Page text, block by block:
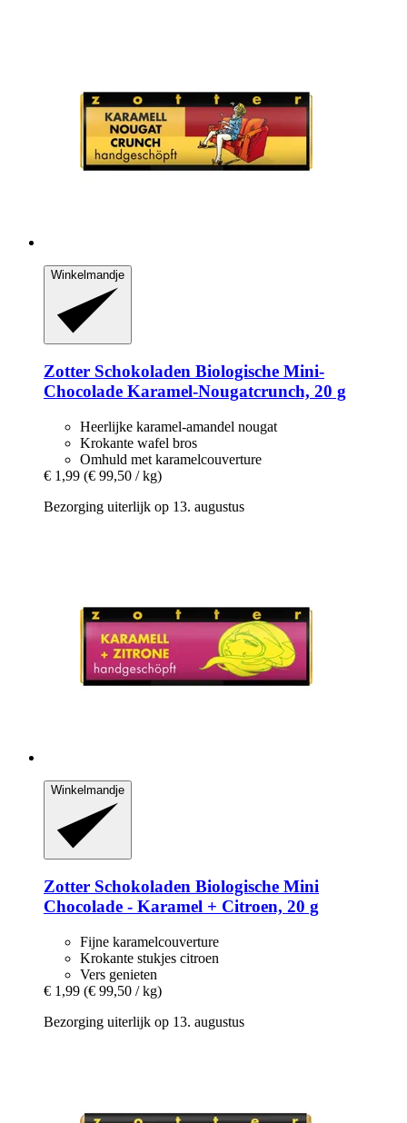
Winkelmandje
Zotter Schokoladen Biologische Mini-​
Chocolade Karamel-​Nougatcrunch, 20 g
Heerlijke karamel-amandel nougat
Krokante wafel bros
Omhuld met karamelcouverture
€ 1,99 (€ 99,50 / kg)
Bezorging uiterlijk op 13. augustus
Winkelmandje
Zotter Schokoladen Biologische Mini
Chocolade -​ Karamel + Citroen, 20 g
Fijne karamelcouverture
Krokante stukjes citroen
Vers genieten
€ 1,99 (€ 99,50 / kg)
Bezorging uiterlijk op 13. augustus